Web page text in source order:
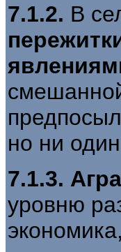
7.1.2. В
но ни
7.1.3.
уровню